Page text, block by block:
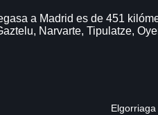
a Madrid es de 451
Narvarte, Tipulatze,
Elgorriaga